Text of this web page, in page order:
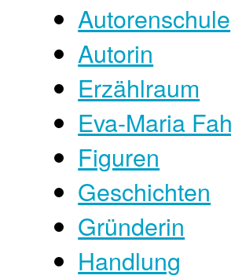
Autorenschule
Autorin
Erzählraum
Eva-Maria
Figuren
Geschichten
Gründerin
Handlung